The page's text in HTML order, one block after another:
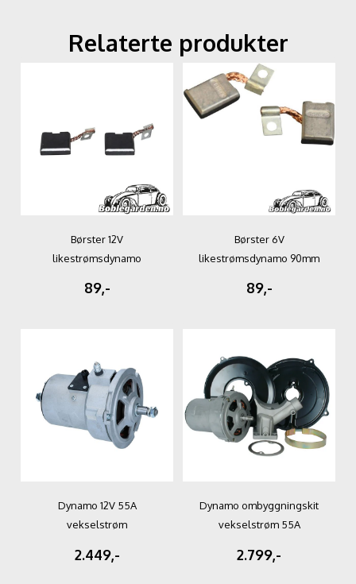
Relaterte produkter
Børster 12V
likestrømsdynamo
89,-
Børster 6V
likestrømsdynamo 90mm
89,-
Dynamo 12V 55A
vekselstrøm
2.449,-
Dynamo ombyggningskit
vekselstrøm 55A
2.799,-